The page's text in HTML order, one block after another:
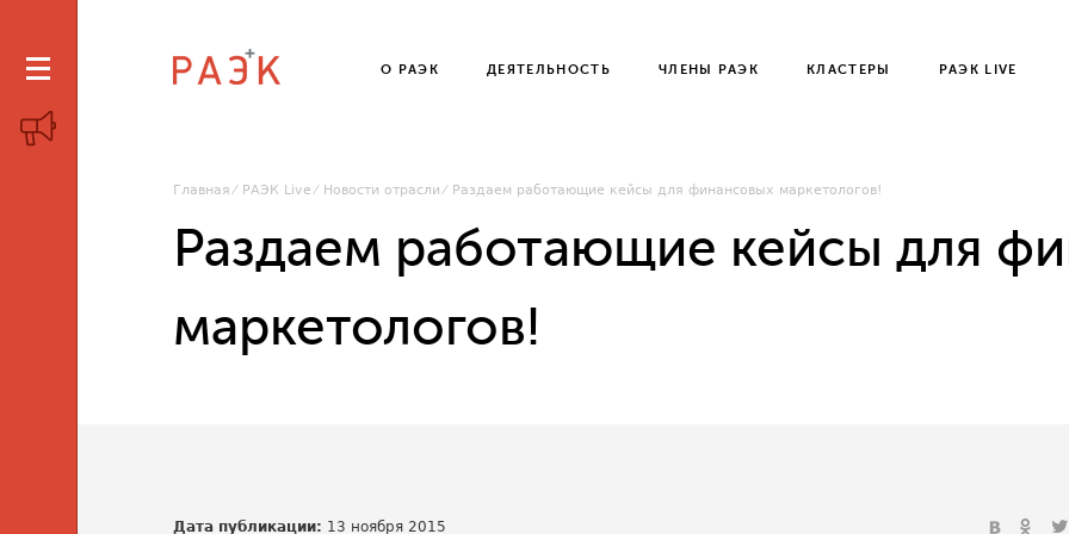
О РАЭК ДЕЯТЕЛЬНОСТЬ ЧЛЕНЫ РАЭК КЛАСТЕРЫ РАЭК LIVE
Главная РАЭК Live Новости отрасли Раздаем работающие кейсы для финансовых маркетологов!
Раздаем работающие кейсы для
маркетологов!
Дата публикации: 13 ноября 2015